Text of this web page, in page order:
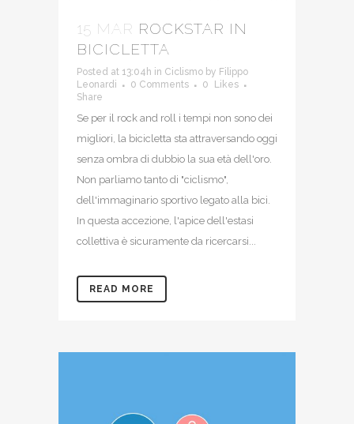
15 MAR ROCKSTAR IN
BICICLETTA
Posted at 13:04h in Ciclismo by Filippo
Leonardi
0 Comments 0
Likes
Share
Se per il rock and roll i tempi non sono dei
migliori, la bicicletta sta attraversando oggi
senza ombra di dubbio la sua età dell'oro.
Non parliamo tanto di "ciclismo",
dell'immaginario sportivo legato alla bici.
In questa accezione, l'apice dell'estasi
collettiva è sicuramente da ricercarsi...
READ MORE